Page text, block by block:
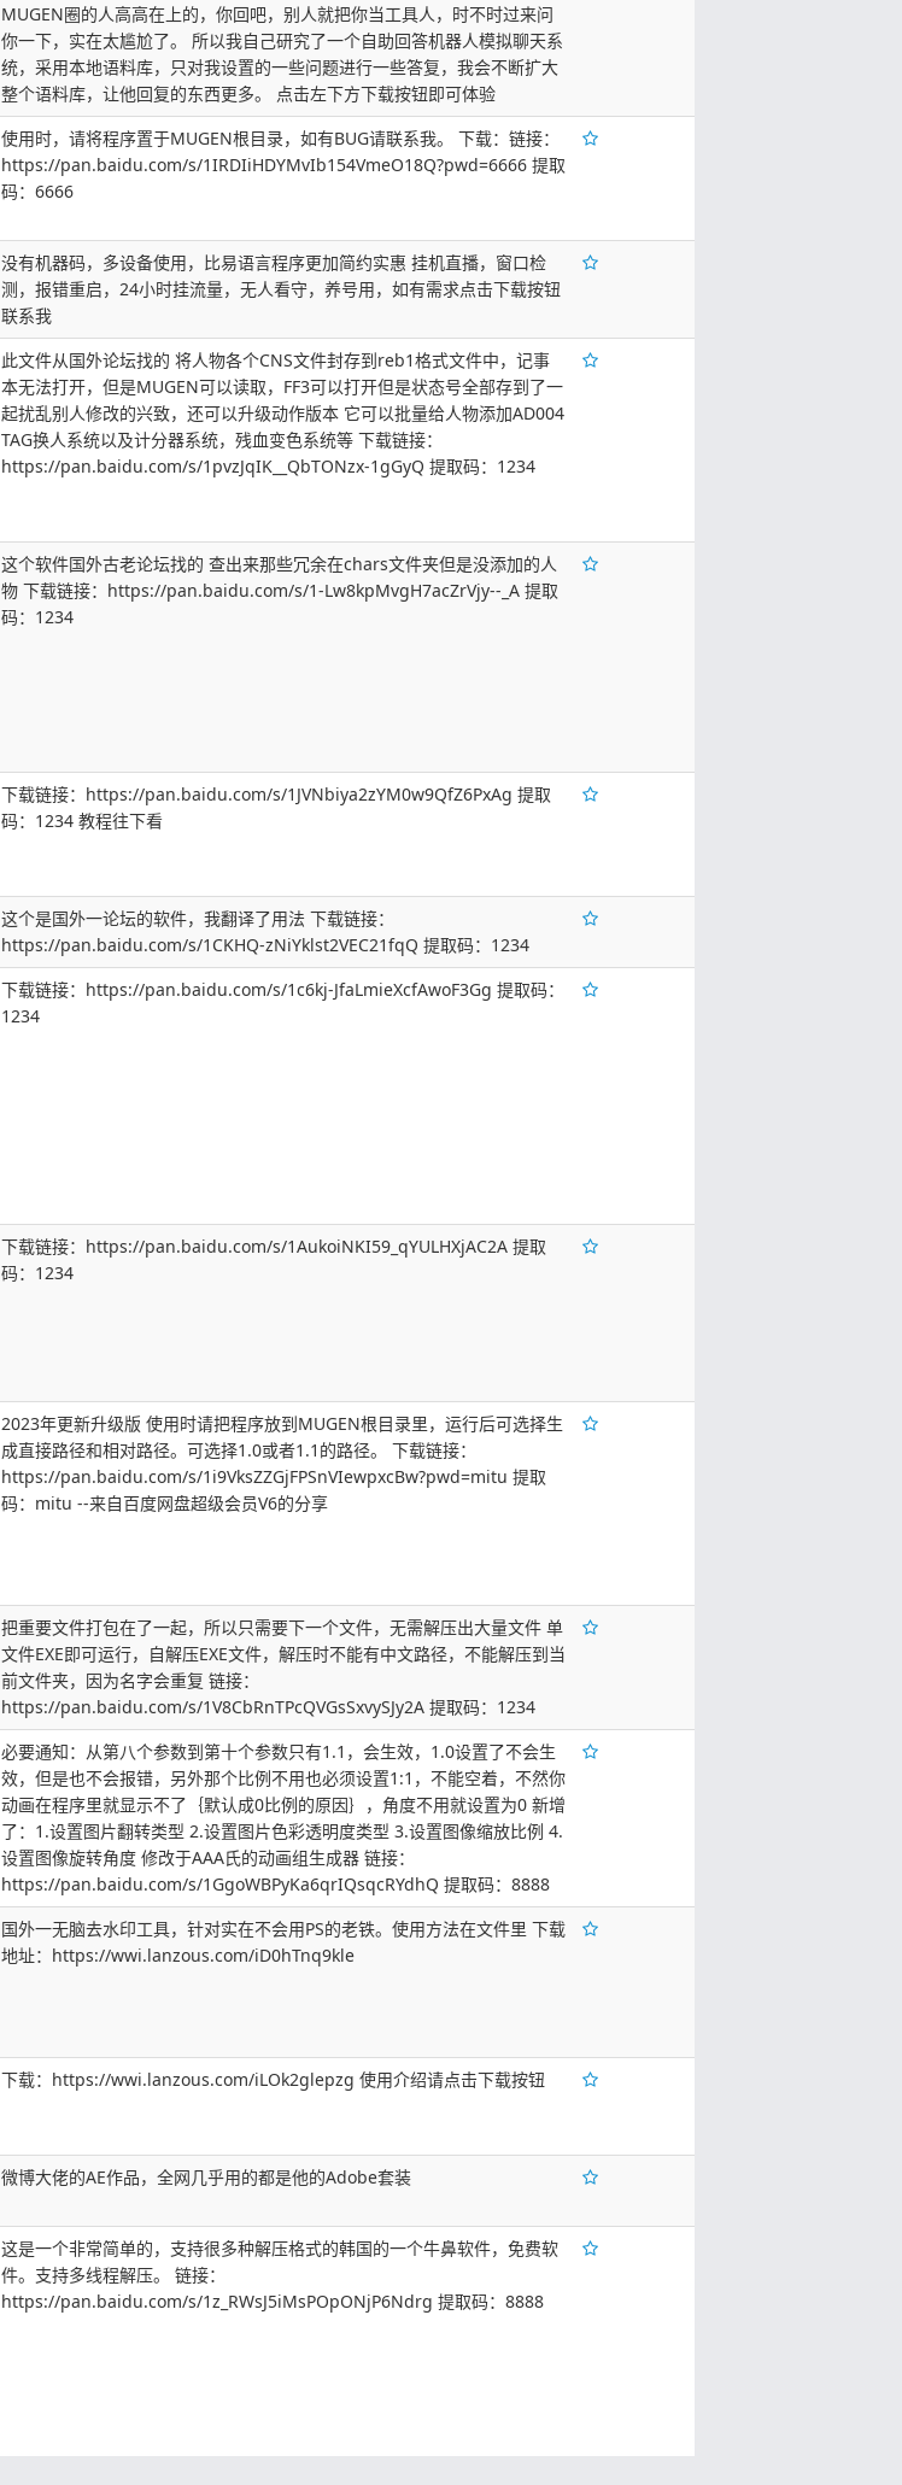
MUGEN圈的人高高在上的，你回吧，别人就把你当工具人，时不时过来问
你一下，实在太尴尬了。 所以我自己研究了一个自助回答机器人模拟聊天系
统，采用本地语料库，只对我设置的一些问题进行一些答复，我会不断扩大
整个语料库，让他回复的东西更多。 点击左下方下载按钮即可体验
使用时，请将程序置于MUGEN根目录，如有BUG请联系我。 下载：链接：
https://pan.baidu.com/s/1IRDIiHDYMvIb154VmeO18Q?pwd=6666 提取
码：6666
没有机器码，多设备使用，比易语言程序更加简约实惠 挂机直播，窗口检
测，报错重启，24小时挂流量，无人看守，养号用，如有需求点击下载按钮
联系我
此文件从国外论坛找的 将人物各个CNS文件封存到reb1格式文件中，记事
本无法打开，但是MUGEN可以读取，FF3可以打开但是状态号全部存到了一
起扰乱别人修改的兴致，还可以升级动作版本 它可以批量给人物添加AD004
TAG换人系统以及计分器系统，残血变色系统等 下载链接：
https://pan.baidu.com/s/1pvzJqIK__QbTONzx-1gGyQ 提取码：1234
这个软件国外古老论坛找的 查出来那些冗余在chars文件夹但是没添加的人
物 下载链接：https://pan.baidu.com/s/1-Lw8kpMvgH7acZrVjy--_A 提取
码：1234
下载链接：https://pan.baidu.com/s/1JVNbiya2zYM0w9QfZ6PxAg 提取
码：1234 教程往下看
这个是国外一论坛的软件，我翻译了用法 下载链接：
https://pan.baidu.com/s/1CKHQ-zNiYklst2VEC21fqQ 提取码：1234
下载链接：https://pan.baidu.com/s/1c6kj-JfaLmieXcfAwoF3Gg 提取码：
1234
下载链接：https://pan.baidu.com/s/1AukoiNKI59_qYULHXjAC2A 提取
码：1234
2023年更新升级版 使用时请把程序放到MUGEN根目录里，运行后可选择生
成直接路径和相对路径。可选择1.0或者1.1的路径。 下载链接：
https://pan.baidu.com/s/1i9VksZZGjFPSnVIewpxcBw?pwd=mitu 提取
码：mitu --来自百度网盘超级会员V6的分享
把重要文件打包在了一起，所以只需要下一个文件，无需解压出大量文件 单
文件EXE即可运行，自解压EXE文件，解压时不能有中文路径，不能解压到当
前文件夹，因为名字会重复 链接：
https://pan.baidu.com/s/1V8CbRnTPcQVGsSxvySJy2A 提取码：1234
必要通知：从第八个参数到第十个参数只有1.1，会生效，1.0设置了不会生
效，但是也不会报错，另外那个比例不用也必须设置1:1，不能空着，不然你
动画在程序里就显示不了｛默认成0比例的原因｝，角度不用就设置为0 新增
了：1.设置图片翻转类型 2.设置图片色彩透明度类型 3.设置图像缩放比例 4.
设置图像旋转角度 修改于AAA氏的动画组生成器 链接：
https://pan.baidu.com/s/1GgoWBPyKa6qrIQsqcRYdhQ 提取码：8888
国外一无脑去水印工具，针对实在不会用PS的老铁。使用方法在文件里 下载
地址：https://wwi.lanzous.com/iD0hTnq9kle
下载：https://wwi.lanzous.com/iLOk2glepzg 使用介绍请点击下载按钮
微博大佬的AE作品，全网几乎用的都是他的Adobe套装
这是一个非常简单的，支持很多种解压格式的韩国的一个牛鼻软件，免费软
件。支持多线程解压。 链接：
https://pan.baidu.com/s/1z_RWsJ5iMsPOpONjP6Ndrg 提取码：8888